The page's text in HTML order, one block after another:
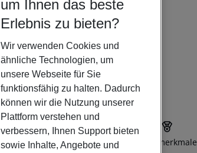
Hotelbeschreibung Hotelmerkmale
um Ihnen das beste
Erlebnis zu bieten?
Wir verwenden Cookies und
ähnliche Technologien, um
unsere Webseite für Sie
funktionsfähig zu halten. Dadurch
können wir die Nutzung unserer
Plattform verstehen und
verbessern, Ihnen Support bieten
sowie Inhalte, Angebote und